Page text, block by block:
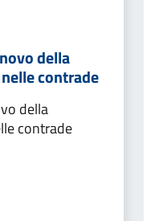
della
contrade
della
contrade